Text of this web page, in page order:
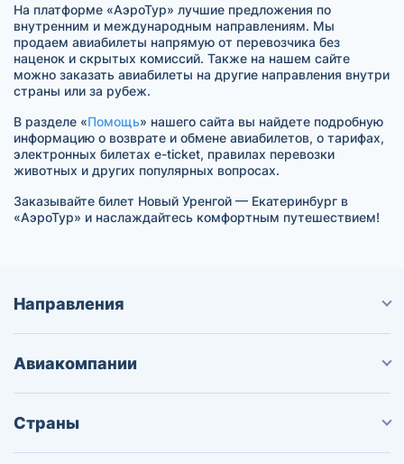
На платформе «АэроТур» лучшие предложения по
внутренним и международным направлениям. Мы
продаем авиабилеты напрямую от перевозчика без
наценок и скрытых комиссий. Также на нашем сайте
можно заказать авиабилеты на другие направления внутри
страны или за рубеж.
В разделе «Помощь» нашего сайта вы найдете подробную
информацию о возврате и обмене авиабилетов, о тарифах,
электронных билетах e-ticket, правилах перевозки
животных и других популярных вопросах.
Заказывайте билет Новый Уренгой — Екатеринбург в
«АэроТур» и наслаждайтесь комфортным путешествием!
Направления
Авиакомпании
Страны